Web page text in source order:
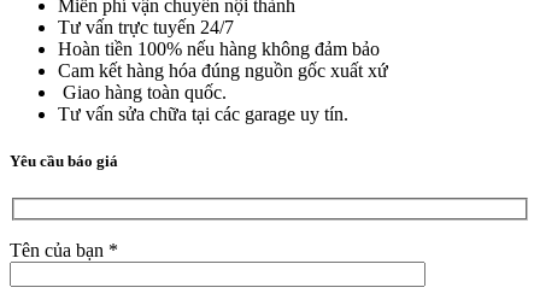
Miễn phí vận chuyển nội thành
Tư vấn trực tuyến 24/7
Hoàn tiền 100% nếu hàng không đảm bảo
Cam kết hàng hóa đúng nguồn gốc xuất xứ
Giao hàng toàn quốc.
Tư vấn sửa chữa tại các garage uy tín.
Yêu cầu báo giá
Tên của bạn *